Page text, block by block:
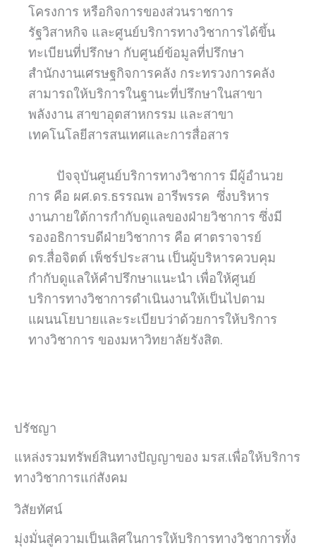
โครงการ หรือกิจการของส่วนราชการ
รัฐวิสาหกิจ และศูนย์บริการทางวิชาการได้ขึ้น
ทะเบียนที่ปรึกษา กับศูนย์ข้อมูลที่ปรึกษา
สำนักงานเศรษฐกิจการคลัง กระทรวงการคลัง
สามารถให้บริการในฐานะที่ปรึกษาในสาขา
พลังงาน สาขาอุตสาหกรรม และสาขา
เทคโนโลยีสารสนเทศและการสื่อสาร
ปัจจุบันศูนย์บริการทางวิชาการ มีผู้อำนวย
การ คือ ผศ.ดร.ธรรณพ อารีพรรค ซึ่งบริหาร
งานภายใต้การกำกับดูแลของฝ่ายวิชาการ ซึ่งมี
รองอธิการบดีฝ่ายวิชาการ คือ ศาตราจารย์
ดร.สื่อจิตต์ เพ็ชร์ประสาน เป็นผู้บริหารควบคุม
กำกับดูแลให้คำปรึกษาแนะนำ เพื่อให้ศูนย์
บริการทางวิชาการดำเนินงานให้เป็นไปตาม
แผนนโยบายและระเบียบว่าด้วยการให้บริการ
ทางวิชาการ ของมหาวิทยาลัยรังสิต.
ปรัชญา
แหล่งรวมทรัพย์สินทางปัญญาของ มรส.เพื่อให้บริการ
ทางวิชาการแก่สังคม
วิสัยทัศน์
มุ่งมั่นสู่ความเป็นเลิศในการให้บริการทางวิชาการทั้ง